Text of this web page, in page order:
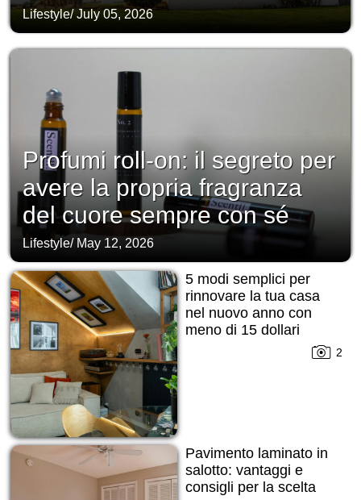
Lifestyle/July 05, 2026
Profumi roll-on: il segreto per
avere la propria fragranza
del cuore sempre con sé
Lifestyle/ May 12, 2026
5 modi semplici per
rinnovare la tua casa
nel nuovo anno con
meno di 15 dollari
2
Pavimento laminato in
salotto: vantaggi e
consigli per la scelta